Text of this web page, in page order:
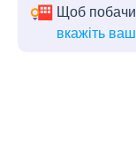
Щоб
вкажіть